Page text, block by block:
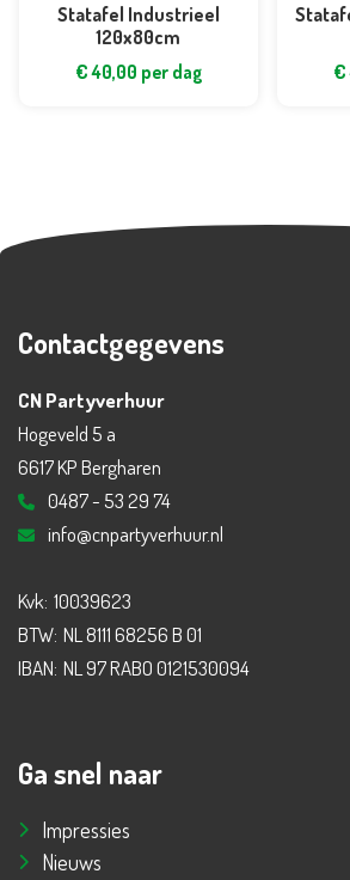
Statafel Industrieel
120x80cm
€40,00 per dag
€
Contactgegevens
CN Partyverhuur
Hogeveld 5 a
6617 KP Bergharen
0487 - 53 29 74
info@cnpartyverhuur.nl
Kvk: 10039623
BTW: NL 8111 68256 B 01
IBAN: NL 97 RABO 0121530094
Ga snel naar
Impressies
Nieuws